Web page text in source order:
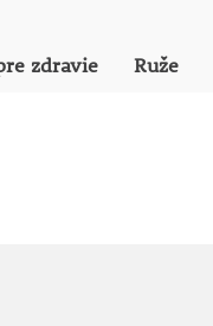
zdravie Ruže